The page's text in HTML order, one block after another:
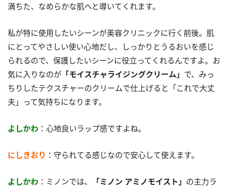
満ちた、なめらかな肌へと導いてくれます。
私が特に使用したいシーンが美容クリニックに行く前後。肌
にとってやさしい使い心地だし、しっかりとうるおいを感じ
られるので、保護したいシーンに役立ってくれるんですよ。お
気に入りなのが 「モイスチャライジングクリーム」 で、みっ
ちりしたテクスチャーのクリームで仕上げると「これで大丈
夫」って気持ちになります。
よしかわ ：心地良いラップ感ですよね。
にしきおり ：守られてる感じなので安心して使えます。
よしかわ ：ミノンでは、 「ミノン アミノモイスト」 の主力ラ